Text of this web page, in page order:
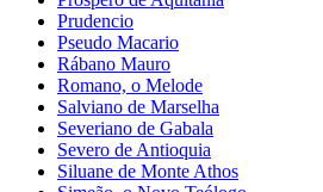
Prudencio
Pseudo Macario
Rábano Mauro
Romano, o Melode
Salviano de Marselha
Severiano de Gabala
Severo de Antioquia
Siluane de Monte Athos